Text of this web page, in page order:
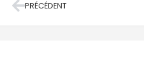
PRÉCÉDENT